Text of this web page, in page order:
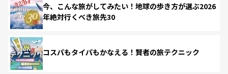
今、こんな旅がしてみたい！地球の歩き方が選ぶ2026
年絶対行くべき旅先30
コスパもタイパもかなえる！賢者の旅テクニック